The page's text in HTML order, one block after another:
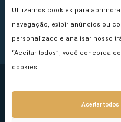
Utilizamos cookies para
navegação, exibir anúncios ou
personalizado e analisar nosso
“Aceitar todos”, você concorda
cookies.
Aceitar todos
Princípios Editoriais
Copyright © 2026 -